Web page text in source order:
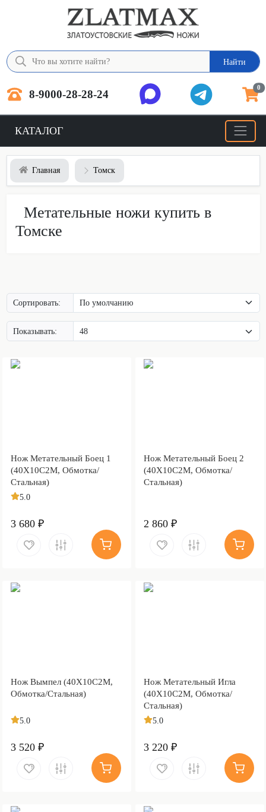
Найти
8-9000-28-28-24 0
КАТАЛОГ
Главная Томск
Метательные ножи купить в
Томске
Сортировать:
Показывать:
Нож Метательный Боец 1
(40Х10С2М, Обмотка/
Стальная)
5.0
3 680 ₽
Нож Метательный Боец 2
(40Х10С2М, Обмотка/
Стальная)
2 860 ₽
Нож Вымпел (40Х10С2М,
Обмотка/Стальная)
5.0
3 520 ₽
Нож Метательный Игла
(40Х10С2М, Обмотка/
Стальная)
5.0
3 220 ₽